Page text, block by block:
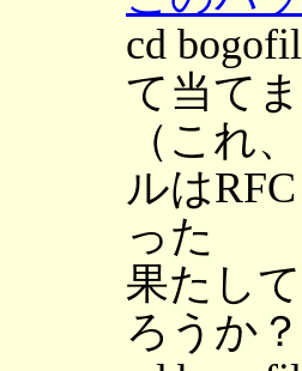
cd
て当てま
（これ
ルは
った
果たし
ろうか？